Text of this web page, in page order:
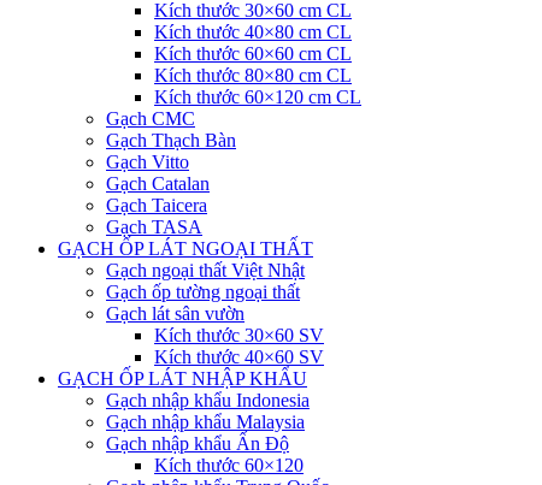
Kích thước 30×60 cm CL
Kích thước 40×80 cm CL
Kích thước 60×60 cm CL
Kích thước 80×80 cm CL
Kích thước 60×120 cm CL
Gạch CMC
Gạch Thạch Bàn
Gạch Vitto
Gạch Catalan
Gạch Taicera
Gạch TASA
GẠCH ỐP LÁT NGOẠI THẤT
Gạch ngoại thất Việt Nhật
Gạch ốp tường ngoại thất
Gạch lát sân vườn
Kích thước 30×60 SV
Kích thước 40×60 SV
GẠCH ỐP LÁT NHẬP KHẨU
Gạch nhập khẩu Indonesia
Gạch nhập khẩu Malaysia
Gạch nhập khẩu Ấn Độ
Kích thước 60×120